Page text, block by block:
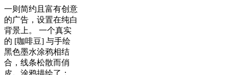
一则简约且富有创意
的广告，设置在纯白
背景上。 一个真实
的 [咖啡豆] 与手绘
黑色墨水涂鸦相结
合，线条松散而俏
皮。涂鸦描绘了：